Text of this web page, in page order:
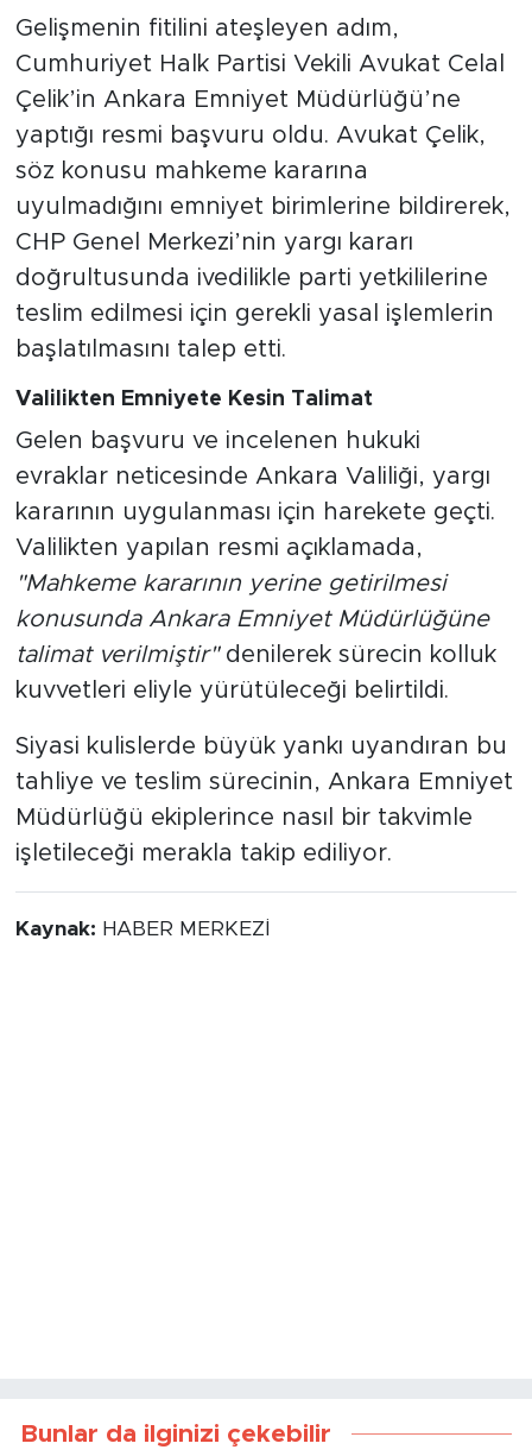
Gelişmenin fitilini ateşleyen adım,
Cumhuriyet Halk Partisi Vekili Avukat Celal
Çelik’in Ankara Emniyet Müdürlüğü’ne
yaptığı resmi başvuru oldu. Avukat Çelik,
söz konusu mahkeme kararına
uyulmadığını emniyet birimlerine bildirerek,
CHP Genel Merkezi’nin yargı kararı
doğrultusunda ivedilikle parti yetkililerine
teslim edilmesi için gerekli yasal işlemlerin
başlatılmasını talep etti.
Valilikten Emniyete Kesin Talimat
Gelen başvuru ve incelenen hukuki
evraklar neticesinde Ankara Valiliği, yargı
kararının uygulanması için harekete geçti.
Valilikten yapılan resmi açıklamada,
"Mahkeme kararının yerine getirilmesi
konusunda Ankara Emniyet Müdürlüğüne
talimat verilmiştir"denilerek sürecin kolluk
kuvvetleri eliyle yürütüleceği belirtildi.
Siyasi kulislerde büyük yankı uyandıran bu
tahliye ve teslim sürecinin, Ankara Emniyet
Müdürlüğü ekiplerince nasıl bir takvimle
işletileceği merakla takip ediliyor.
Kaynak: HABER MERKEZİ
Bunlar da ilginizi çekebilir